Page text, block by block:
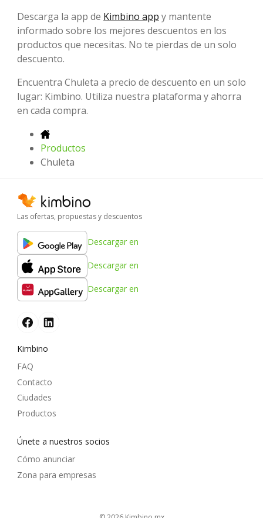
Descarga la app de Kimbino app y mantente
informado sobre los mejores descuentos en los
productos que necesitas. No te pierdas de un solo
descuento.
Encuentra Chuleta a precio de descuento en un solo
lugar: Kimbino. Utiliza nuestra plataforma y ahorra
en cada compra.
Productos
Chuleta
Las ofertas, propuestas y descuentos
Descargar en
Descargar en
Descargar en
Kimbino
FAQ
Contacto
Ciudades
Productos
Únete a nuestros socios
Cómo anunciar
Zona para empresas